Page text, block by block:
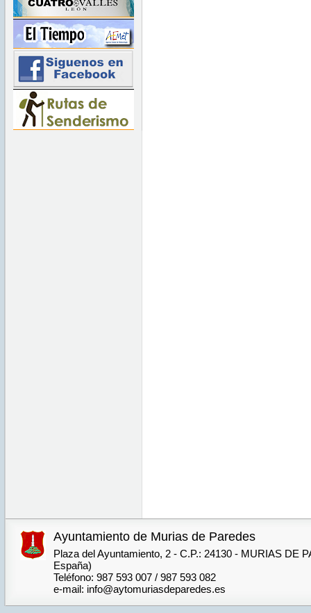
Ayuntamiento de Murias de Paredes
Plaza del Ayuntamiento, 2 - C.P.: 24130 - MURIAS DE
España)
Teléfono: 987 593 007 / 987 593 082
e-mail: info@aytomuriasdeparedes.es